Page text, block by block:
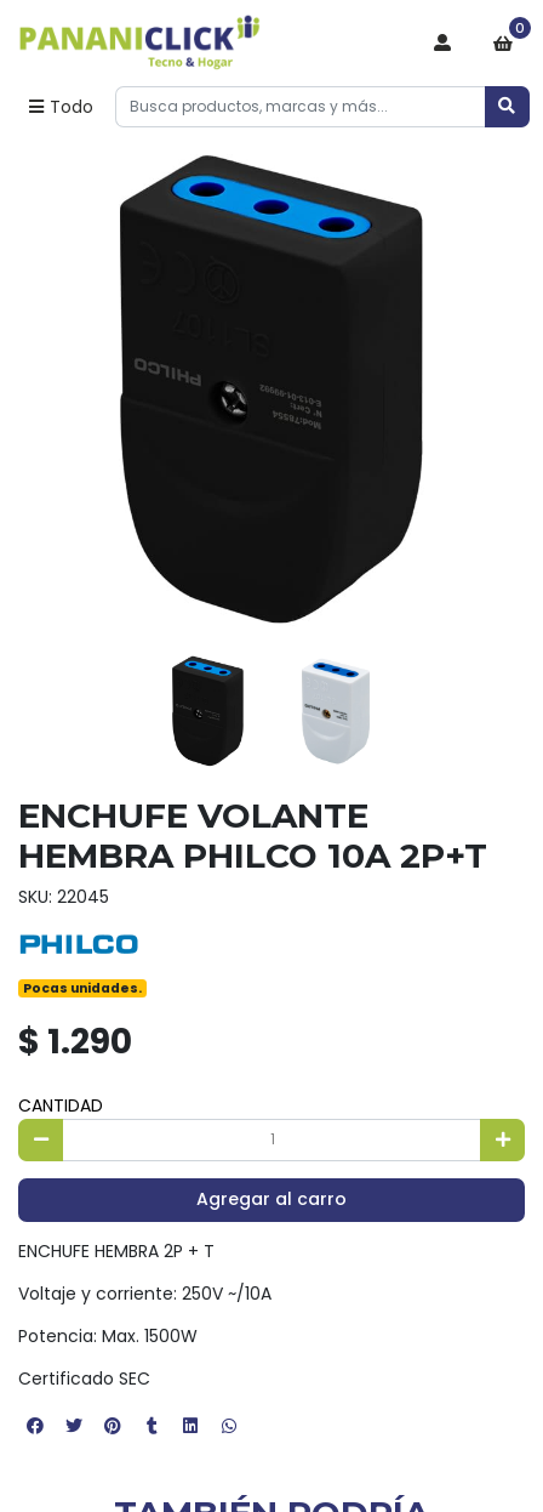
Todo
0
ENCHUFE VOLANTE
HEMBRA PHILCO 10A 2P+T
SKU: 22045
Pocas unidades.
$ 1.290
CANTIDAD
Agregar al carro
ENCHUFE HEMBRA 2P + T
Voltaje y corriente: 250V ~/10A
Potencia: Max. 1500W
Certificado SEC